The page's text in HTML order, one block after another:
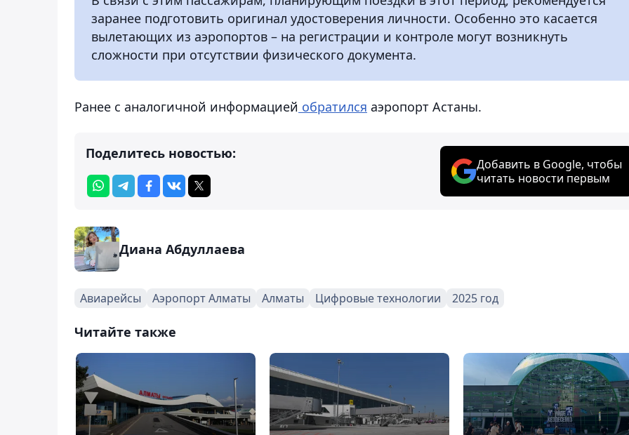
заранее подготовить оригинал удостоверения личности. Особенно это касается
вылетающих из аэропортов – на регистрации и контроле могут возникнуть
сложности при отсутствии физического документа.
Ранее с аналогичной информацией обратился аэропорт Астаны.
Поделитесь новостью:
Добавить в Google, чтобы
читать новости первым
Диана Абдуллаева
Авиарейсы Аэропорт Алматы Алматы Цифровые технологии 2025 год
Читайте также